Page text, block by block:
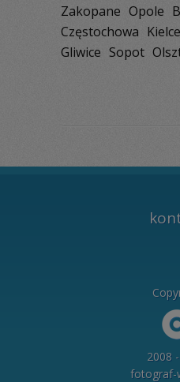
Zakopane Opole
Częstochowa Kielce
Gliwice Sopot
2008
fotograf-